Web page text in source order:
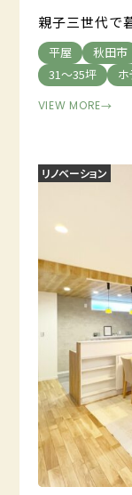
親子三世代で
平屋 秋田市
31～35坪
ホ
VIEW MORE→
リノベーション